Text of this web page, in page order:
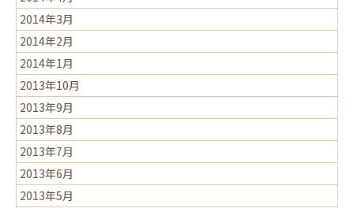
2014年3月
2014年2月
2014年1月
2013年10月
2013年9月
2013年8月
2013年7月
2013年6月
2013年5月